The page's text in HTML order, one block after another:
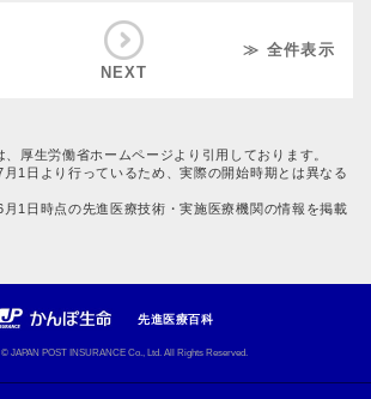
NEXT
≫ 全件表示
厚生労働省ホームページより引用しております。
1日より行っているため、実際の開始時期とは異なる
1日時点の先進医療技術・実施医療機関の情報を掲載
先進医療百科
JAPAN POST INSURANCE Co., Ltd. All Rights Reserved.